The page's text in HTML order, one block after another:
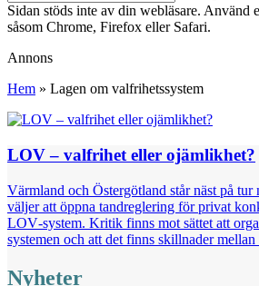
Sidan stöds inte av din webläsare. Använd
såsom Chrome, Firefox eller Safari.
Annons
Hem » Lagen om valfrihetssystem
LOV – valfrihet eller ojämlikhet?
Värmland och Östergötland står näst på
väljer att öppna tandreglering för privat
LOV‑system. Kritik finns mot sättet att
systemen och att det finns skillnader
Nyheter